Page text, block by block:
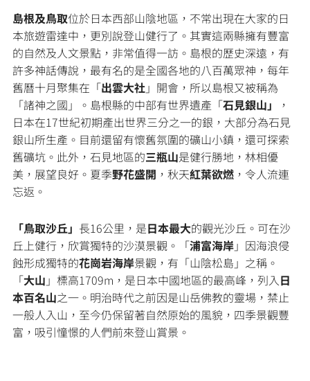
島根及鳥取位於日本西部山陰地區，不常出現在大家的日
本旅遊雷達中，更別說登山健行了。其實這兩縣擁有豐富
的自然及人文景點，非常值得一訪。島根的歷史深遠，有
許多神話傳說，最有名的是全國各地的八百萬眾神，每年
舊曆十月聚集在「出雲大社」開會，所以島根又被稱為
「諸神之國」。島根縣的中部有世界遺產「石見銀山」
，
日本在17世紀初期產出世界三分之一的銀，大部分為石見
銀山所生產。目前還留有懷舊氛圍的礦山小鎮，還可探索
舊礦坑。此外，石見地區的三瓶山是健行勝地，林相優
美，展望良好。夏季野花盛開 ，秋天紅葉欲燃 ，令人流連
忘返。
「鳥取沙丘」 長16公里，是日本最大的觀光沙丘。可在沙
丘上健行，欣賞獨特的沙漠景觀。「浦富海岸」因海浪侵
蝕形成獨特的花崗岩海岸景觀，有「山陰松島」之稱。
「大山 」標高1709m，是日本中國地區的最高峰，列入 日
本百名山之一。明治時代之前因是山岳佛教的靈場，禁止
一般人入山，至今仍保留著自然原始的風貌，四季景觀豐
富，吸引憧憬的人們前來登山賞景。